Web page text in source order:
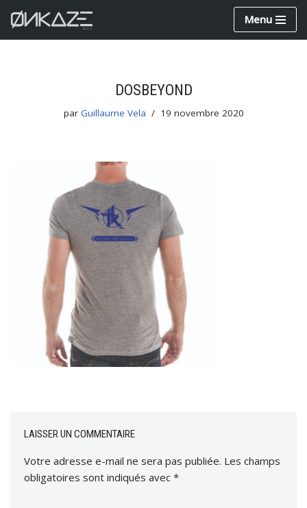
Aller
Menu
DOSBEYOND
par Guillaume Vela 19 novembre 2020
LAISSER UN COMMENTAIRE
Votre adresse e-mail ne sera pas publiée. Les champs
obligatoires sont indiqués avec *